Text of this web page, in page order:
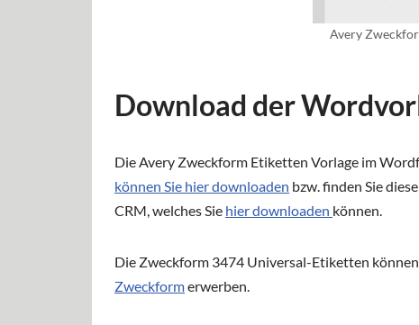
Avery
Download der
Die Avery Zweckform Etiketten Vorlage im
können Sie hier downloaden bzw. finden Sie
CRM, welches Sie hier downloaden können.
Die Zweckform 3474 Universal-Etiketten
Zweckformerwerben.